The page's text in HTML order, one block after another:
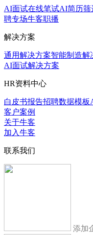
AI面试在线笔试AI简历筛
聘专场牛客职播
解决方案
通用解决方案智能制造解
AI面试解决方案
HR资料中心
白皮书报告招聘数据模板
客户案例
关于牛客
加入牛客
联系我们
添加